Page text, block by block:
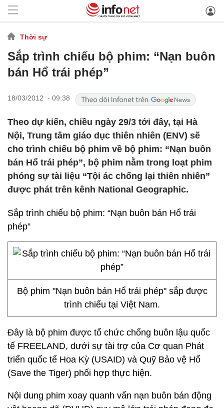
Thời sự
Sắp trình chiếu bộ phim: “Nạn buôn
bán Hổ trái phép”
18/03/2012 - 09:38
Theo dự kiến, chiều ngày 29/3 tới đây, tại Hà
Nội, Trung tâm giáo dục thiên nhiên (ENV) sẽ
cho trình chiếu bộ phim về bộ phim: “Nạn buôn
bán Hổ trái phép”, bộ phim nằm trong loạt phim
phóng sự tài liệu “Tội ác chống lại thiên nhiên”
được phát trên kênh National Geographic.
Sắp trình chiếu bộ phim: “Nạn buôn bán Hổ trái
phép”
Bộ phim "Nạn buôn bán Hổ trái phép" sắp được
trình chiếu tại Việt Nam.
Đây là bộ phim được tổ chức chống buôn lậu quốc
tế FREELAND, dưới sự tài trợ của Cơ quan Phát
triển quốc tế Hoa Kỳ (USAID) và Quỹ Bảo vệ Hổ
(Save the Tiger) phối hợp thực hiện.
Nội dung phim xoay quanh vấn nạn buôn bán động